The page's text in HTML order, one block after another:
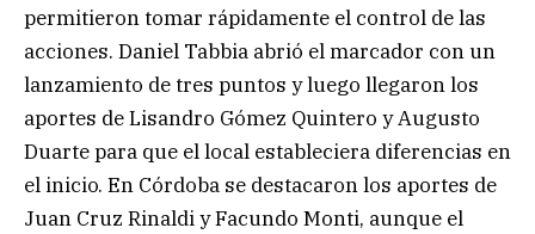
permitieron tomar rápidamente el control de las
acciones. Daniel Tabbia abrió el marcador con un
lanzamiento de tres puntos y luego llegaron los
aportes de Lisandro Gómez Quintero y Augusto
Duarte para que el local estableciera diferencias en
el inicio. En Córdoba se destacaron los aportes de
Juan Cruz Rinaldi y Facundo Monti, aunque el